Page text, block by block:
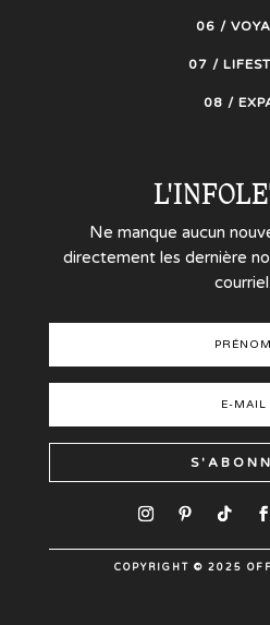
06 /
07 /
08 /
Ne manque aucun
directement les dernière
courriel.
COPYRIGHT © 2025